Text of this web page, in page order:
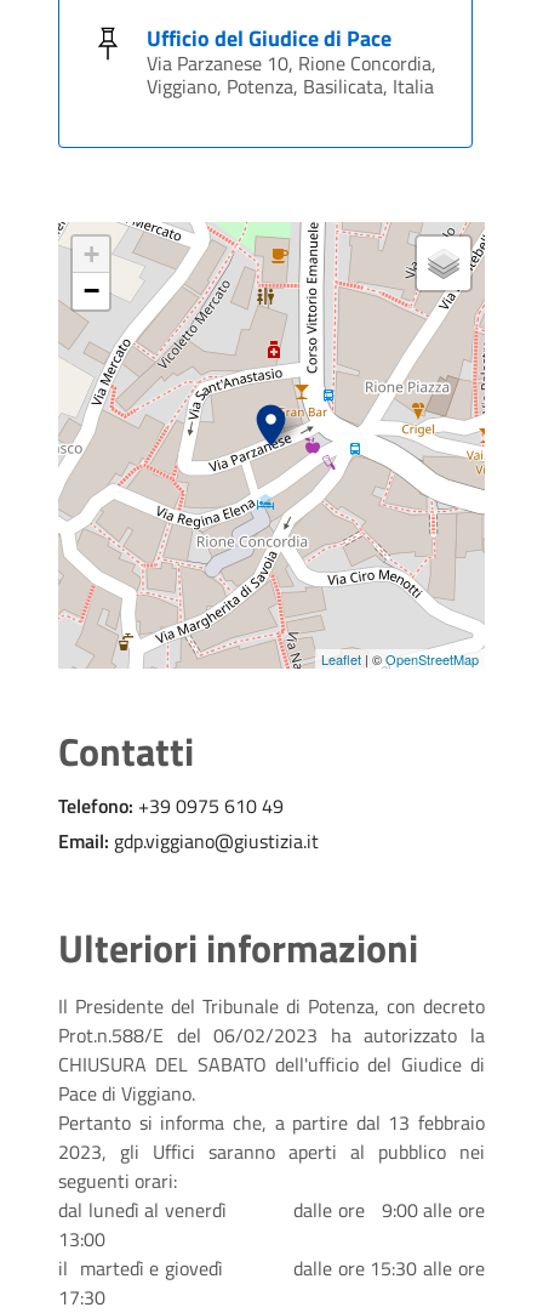
Ufficio del Giudice di Pace
Via Parzanese 10, Rione Concordia,
Viggiano, Potenza, Basilicata, Italia
+
−
Leaflet | ©OpenStreetMap
Contatti
Telefono: +39 0975 610 49
Email: gdp.viggiano@giustizia.it
Ulteriori informazioni
Il Presidente del Tribunale di Potenza, con decreto
Prot.n.588/E del 06/02/2023 ha autorizzato la
CHIUSURA DEL SABATO dell'ufficio del Giudice di
Pace di Viggiano.
Pertanto si informa che, a partire dal 13 febbraio
2023, gli Uffici saranno aperti al pubblico nei
seguenti orari:
dal lunedì al venerdì dalle ore 9:00 alle ore
13:00
il martedì e giovedì dalle ore 15:30 alle ore
17:30